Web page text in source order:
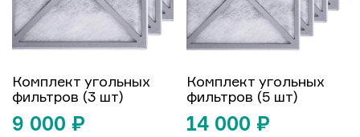
Комплект угольных
фильтров (3 шт)
9 000 ₽
Комплект угольных
фильтров (5 шт)
14 000 ₽